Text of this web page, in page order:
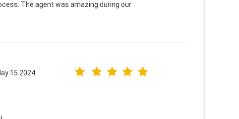
The agent was amazing during our
15.2024